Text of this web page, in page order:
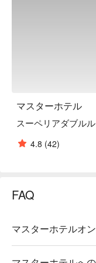
マスターホテル
スーペリアダブル
4.8 (42)
FAQ
マスターホテルオ